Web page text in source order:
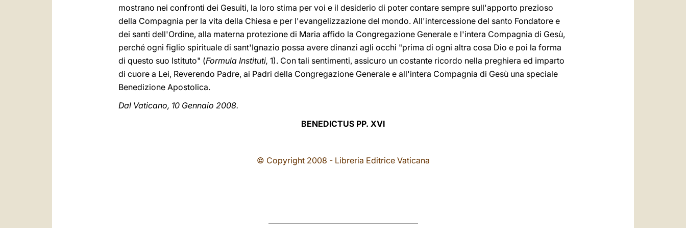
mostrano nei confronti dei Gesuiti, la loro stima per voi e il desiderio di poter contare sempre sull'apporto prezioso
della Compagnia per la vita della Chiesa e per l'evangelizzazione del mondo. All'intercessione del santo Fondatore e
dei santi dell'Ordine, alla materna protezione di Maria affido la Congregazione Generale e l'intera Compagnia di Gesù,
perché ogni figlio spirituale di sant'Ignazio possa avere dinanzi agli occhi "prima di ogni altra cosa Dio e poi la forma
di questo suo Istituto" (Formula Instituti, 1). Con tali sentimenti, assicuro un costante ricordo nella preghiera ed imparto
di cuore a Lei, Reverendo Padre, ai Padri della Congregazione Generale e all'intera Compagnia di Gesù una speciale
Benedizione Apostolica.
Dal Vaticano, 10 Gennaio 2008.
BENEDICTUS PP. XVI
© Copyright 2008 - Libreria Editrice Vaticana